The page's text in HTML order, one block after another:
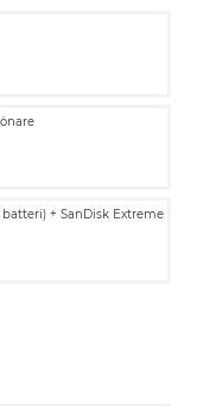
+ SanDisk Extreme